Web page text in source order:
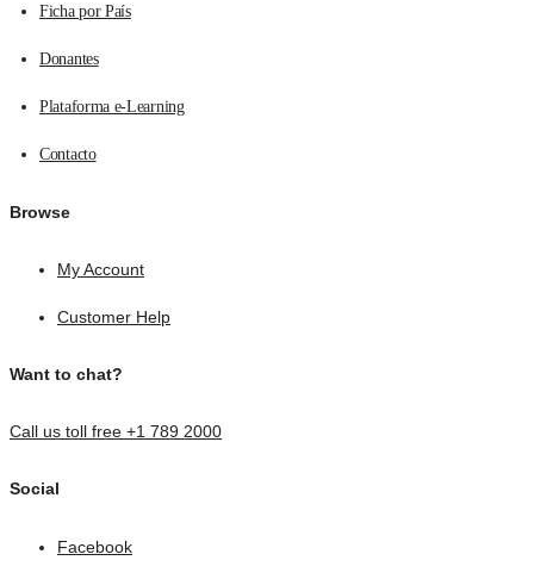
Ficha por País
Donantes
Plataforma e-Learning
Contacto
Browse
My Account
Customer Help
Want to chat?
Call us toll free +1 789 2000
Social
Facebook